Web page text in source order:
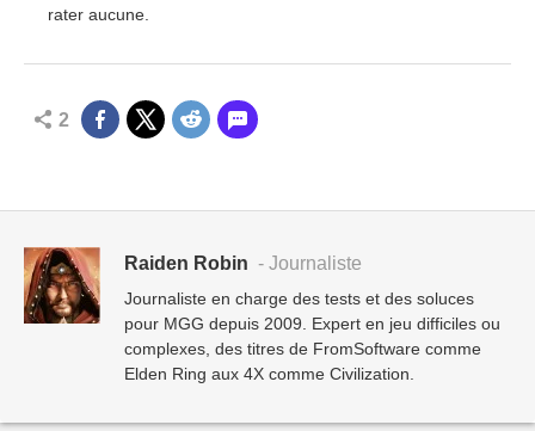
rater aucune.
2
Raiden Robin - Journaliste
Journaliste en charge des tests et des soluces
pour MGG depuis 2009. Expert en jeu difficiles ou
complexes, des titres de FromSoftware comme
Elden Ring aux 4X comme Civilization.